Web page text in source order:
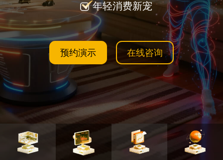
年轻消费新宠
预约演示 在线咨询